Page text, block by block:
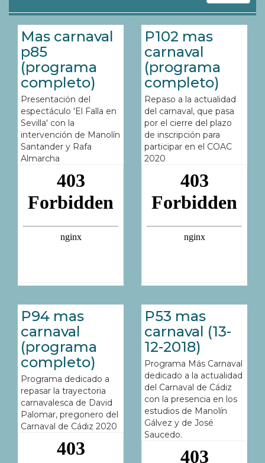
Mas carnaval
p85
(programa
completo)
Presentación del
espectáculo 'El Falla en
Sevilla' con la
intervención de Manolín
Santander y Rafa
Almarcha
P102 mas
carnaval
(programa
completo)
Repaso a la actualidad
del carnaval, que pasa
por el cierre del plazo
de inscripción para
participar en el COAC
2020
P94 mas
carnaval
(programa
completo)
Programa dedicado a
repasar la trayectoria
carnavalesca de David
Palomar, pregonero del
Carnaval de Cádiz 2020
P53 mas
carnaval (13-
12-2018)
Programa Más Carnaval
dedicado a la actualidad
del Carnaval de Cádiz
con la presencia en los
estudios de Manolín
Gálvez y de José
Saucedo.
Paginación